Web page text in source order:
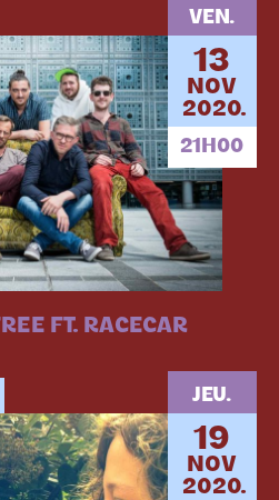
VEN.
13
NOV
2020.
21H00
FT. RACECAR
JEU.
19
NOV
2020.